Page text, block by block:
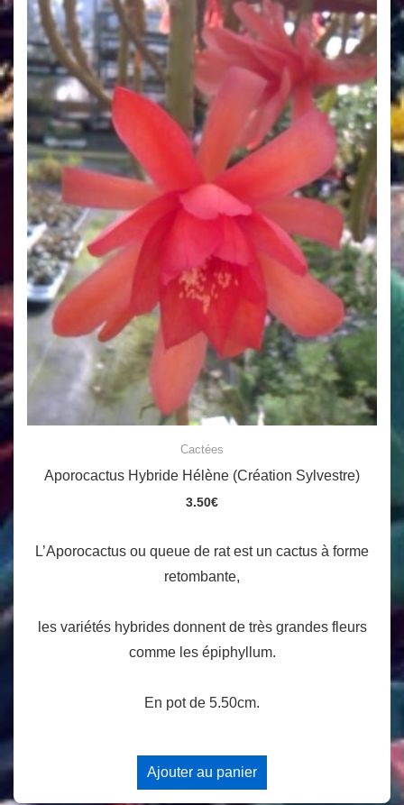
Cactées
Aporocactus Hybride Hélène (Création Sylvestre)
3.50€
L’Aporocactus ou queue de rat est un cactus à forme
retombante,
les variétés hybrides donnent de très grandes fleurs
comme les épiphyllum.
En pot de 5.50cm.
Ajouter au panier